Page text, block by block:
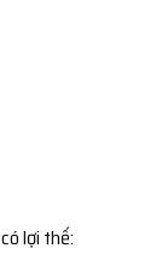
có lợi thế: